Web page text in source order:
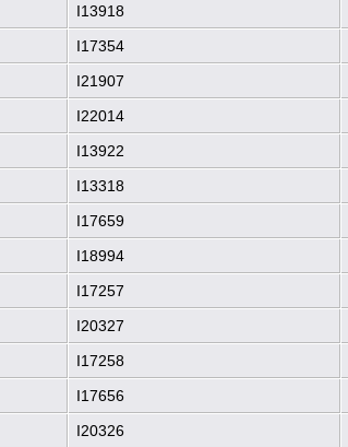
I13918
I17354
I21907
I22014
I13922
I13318
I17659
I18994
I17257
I20327
I17258
I17656
I20326